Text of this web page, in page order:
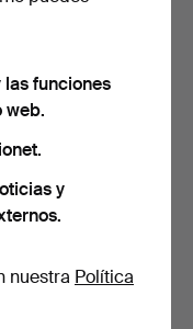
las funciones
web.
y
nuestra Política